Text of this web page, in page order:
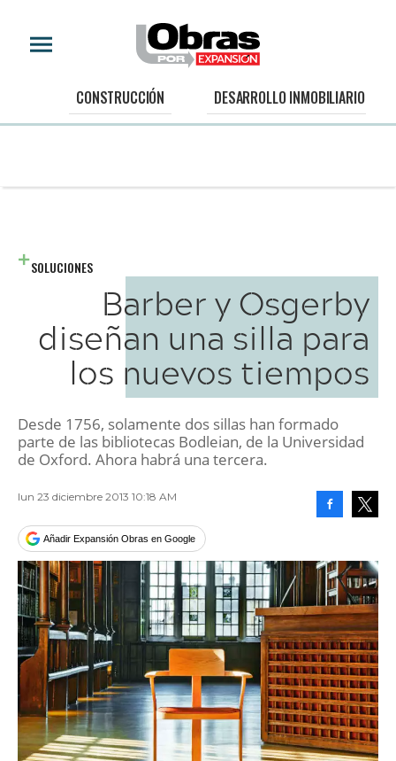
CONSTRUCCIÓN DESARROLLO INMOBILIARIO
SOLUCIONES
Barber y Osgerby
diseñan una silla para
los nuevos tiempos
Desde 1756, solamente dos sillas han formado
parte de las bibliotecas Bodleian, de la Universidad
de Oxford. Ahora habrá una tercera.
lun 23 diciembre 2013 10:18 AM
Añadir Expansión Obras en Google